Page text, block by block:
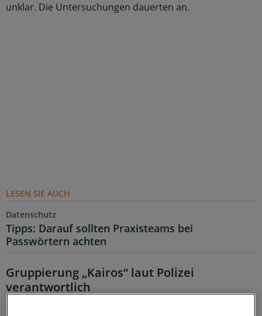
unklar. Die Untersuchungen dauerten an.
LESEN SIE AUCH
Datenschutz
Tipps: Darauf sollten Praxisteams bei
Passwörtern achten
Gruppierung „Kairos“ laut Polizei
verantwortlich